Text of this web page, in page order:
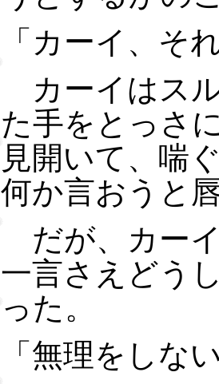
「カーイ、そ
カーイはス
た手をとっさ
見開いて、喘
何か言おうと
だが、カー
一言さえどう
った。
「無理をしな